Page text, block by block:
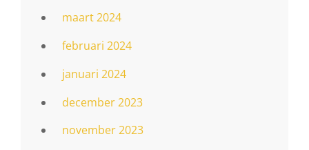
maart 2024
februari 2024
januari 2024
december 2023
november 2023